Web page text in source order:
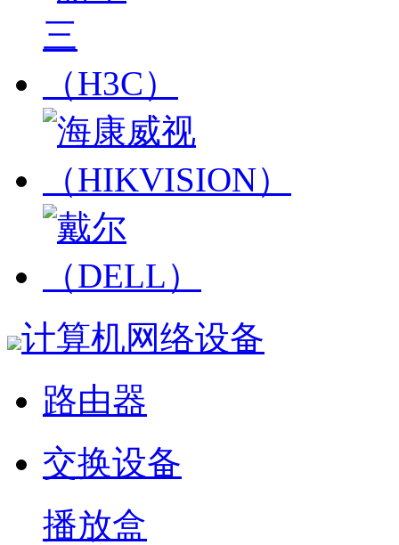
计算机网络设备
路由器
交换设备
播放盒